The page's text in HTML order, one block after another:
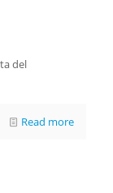
del
Read more